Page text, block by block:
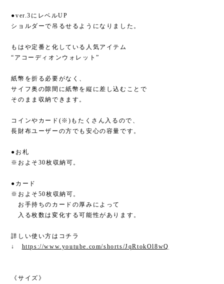
●ver.3にレベルUP
ショルダーで吊るせるようになりました。
もはや定番と化している人気アイテム
“アコーディオンウォレット”
紙幣を折る必要がなく、
サイフ奥の隙間に紙幣を縦に差し込むことで
そのまま収納できます。
コインやカード(※)もたくさん入るので、
長財布ユーザーの方でも安心の容量です。
●お札
※およそ30枚収納可。
●カード
※およそ50枚収納可。
お手持ちのカードの厚みによって
入る枚数は変化する可能性があります。
詳しい使い方はコチラ
↓ https://www.youtube.com/shorts/JqRtokOl8wQ
《サイズ》